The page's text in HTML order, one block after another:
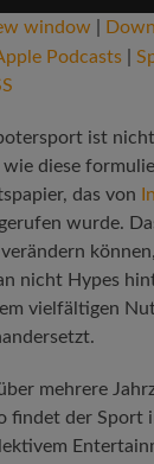
window
Podcasts |
ist
wie diese
das von
wurde.
nicht Hypes
vielfältigen
mehrere
findet der Sport